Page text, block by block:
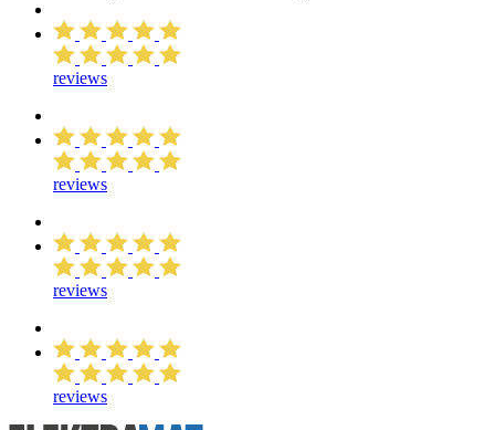
reviews
reviews
reviews
reviews